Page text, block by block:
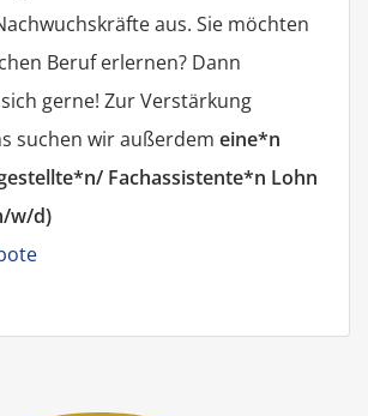
aus. Sie möchten
Beruf erlernen? Dann
gerne! Zur Verstärkung
suchen wir außerdem eine*n
Fachassistente*n Lohn
w/d)